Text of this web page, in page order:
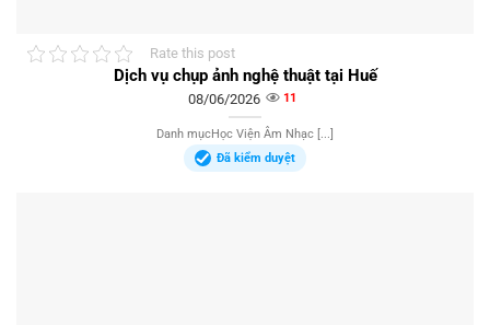
Rate this post
Dịch vụ chụp ảnh nghệ thuật tại Huế
08/06/2026 11
Danh mụcHọc Viện Âm Nhạc [...]
Đã kiểm duyệt